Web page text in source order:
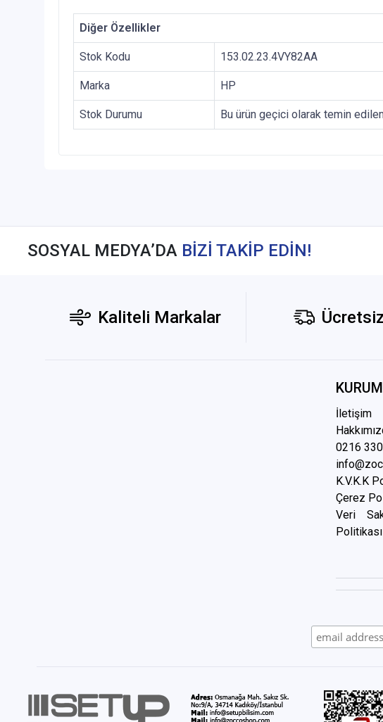
Diğer Özellikler
Stok Kodu 153.02.23.4VY82AA
Marka HP
Stok Durumu Bu ürün geçici olarak temin
SOSYAL MEDYA’DA BİZİ TAKİP EDİN!
Kaliteli Markalar
İletişim
0216 3
K.V.K.K
Çerez
Veri
Politikası